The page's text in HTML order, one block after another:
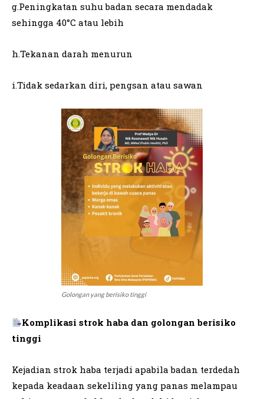
g.Peningkatan suhu badan secara mendadak
sehingga 40°C atau lebih
h.Tekanan darah menurun
i.Tidak sedarkan diri, pengsan atau sawan
Golongan yang berisiko tinggi
Komplikasi strok haba dan golongan berisiko
tinggi
Kejadian strok haba terjadi apabila badan terdedah
kepada keadaan sekeliling yang panas melampau